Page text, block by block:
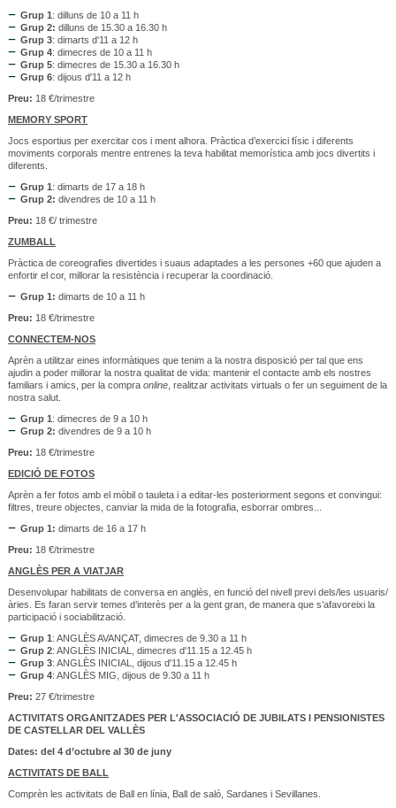
Grup 1: dilluns de 10 a 11 h
Grup 2: dilluns de 15.30 a 16.30 h
Grup 3: dimarts d'11 a 12 h
Grup 4: dimecres de 10 a 11 h
Grup 5: dimecres de 15.30 a 16.30 h
Grup 6: dijous d'11 a 12 h
Preu: 18 €/trimestre
MEMORY SPORT
Jocs esportius per exercitar cos i ment alhora. Pràctica d’exercici físic i diferents
moviments corporals mentre entrenes la teva habilitat memorística amb jocs divertits i
diferents.
Grup 1: dimarts de 17 a 18 h
Grup 2: divendres de 10 a 11 h
Preu: 18 €/ trimestre
ZUMBALL
Pràctica de coreografies divertides i suaus adaptades a les persones +60 que ajuden a
enfortir el cor, millorar la resistència i recuperar la coordinació.
Grup 1: dimarts de 10 a 11 h
Preu: 18 €/trimestre
CONNECTEM-NOS
Aprèn a utilitzar eines informàtiques que tenim a la nostra disposició per tal que ens
ajudin a poder millorar la nostra qualitat de vida: mantenir el contacte amb els nostres
familiars i amics, per la compra online, realitzar activitats virtuals o fer un seguiment de la
nostra salut.
Grup 1: dimecres de 9 a 10 h
Grup 2: divendres de 9 a 10 h
Preu: 18 €/trimestre
EDICIÓ DE FOTOS
Aprèn a fer fotos amb el mòbil o tauleta i a editar-les posteriorment segons et convingui:
filtres, treure objectes, canviar la mida de la fotografia, esborrar ombres...
Grup 1: dimarts de 16 a 17 h
Preu: 18 €/trimestre
ANGLÈS PER A VIATJAR
Desenvolupar habilitats de conversa en anglès, en funció del nivell previ dels/les usuaris/
àries. Es faran servir temes d’interès per a la gent gran, de manera que s’afavoreixi la
participació i sociabilització.
Grup 1: ANGLÈS AVANÇAT, dimecres de 9.30 a 11 h
Grup 2: ANGLÈS INICIAL, dimecres d'11.15 a 12.45 h
Grup 3: ANGLÈS INICIAL, dijous d'11.15 a 12.45 h
Grup 4: ANGLÈS MIG, dijous de 9.30 a 11 h
Preu: 27 €/trimestre
ACTIVITATS ORGANITZADES PER L'ASSOCIACIÓ DE JUBILATS I PENSIONISTES
DE CASTELLAR DEL VALLÈS
Dates: del 4 d’octubre al 30 de juny
ACTIVITATS DE BALL
Comprèn les activitats de Ball en línia, Ball de saló, Sardanes i Sevillanes.